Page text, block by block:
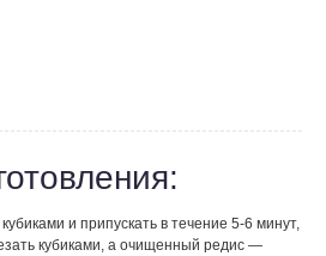
и припускать в течение 5-6 минут,
кубиками, а очищенный редис —